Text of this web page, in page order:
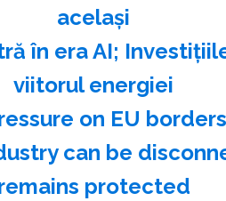
acelaşi
în era AI;
viitorul energiei
on EU borders
can be
protected